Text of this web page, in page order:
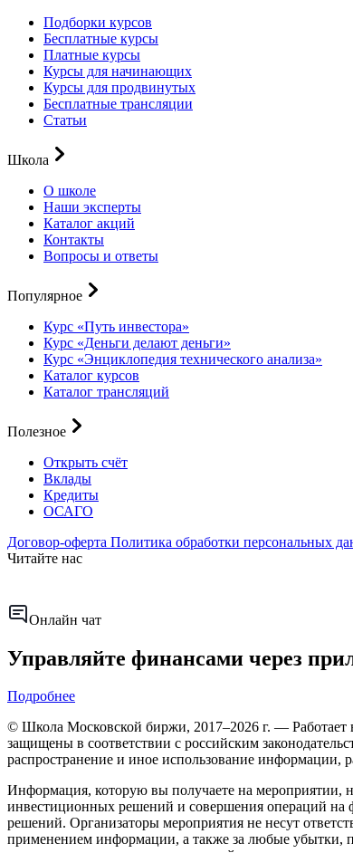
Подборки курсов
Бесплатные курсы
Платные курсы
Курсы для начинающих
Курсы для продвинутых
Бесплатные трансляции
Статьи
Школа
О школе
Наши эксперты
Каталог акций
Контакты
Вопросы и ответы
Популярное
Курс «Путь инвестора»
Курс «Деньги делают деньги»
Курс «Энциклопедия технического анализа»
Каталог курсов
Каталог трансляций
Полезное
Открыть счёт
Вклады
Кредиты
ОСАГО
Договор-оферта Политика обработки персональных
Читайте нас
Онлайн чат
Управляйте финансами через
Подробнее
© Школа Московской биржи, 2017–2026 г. —
защищены в соответствии с российским
распространение и иное использование информации,
Информация, которую вы получаете на мероприятии,
инвестиционных решений и совершения операций на
решений. Организаторы мероприятия не несут
применением информации, а также за любые убытки,